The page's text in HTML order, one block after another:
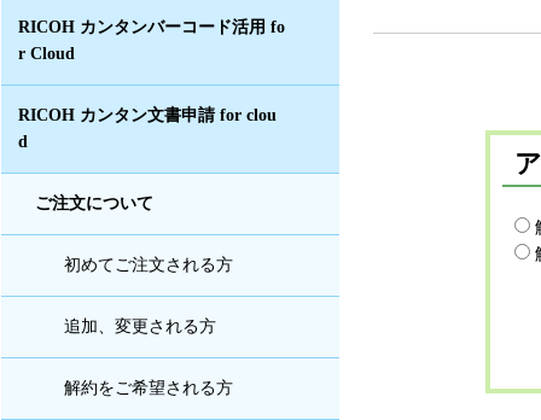
RICOH カンタンバーコード活用 fo
r Cloud
RICOH カンタン文書申請 for clou
d
ご注文について
初めてご注文される方
追加、変更される方
解約をご希望される方